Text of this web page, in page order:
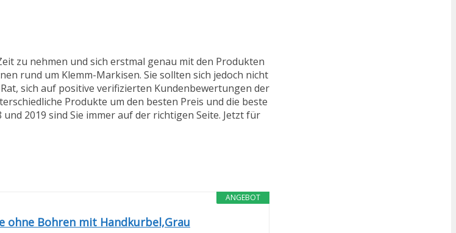
zu nehmen und sich erstmal genau mit den Produkten
rund um Klemm-Markisen. Sie sollten sich jedoch nicht
sich auf positive verifizierten Kundenbewertungen der
Produkte um den besten Preis und die beste
2019 sind Sie immer auf der richtigen Seite. Jetzt für
ANGEBOT
ohne Bohren mit Handkurbel,Grau